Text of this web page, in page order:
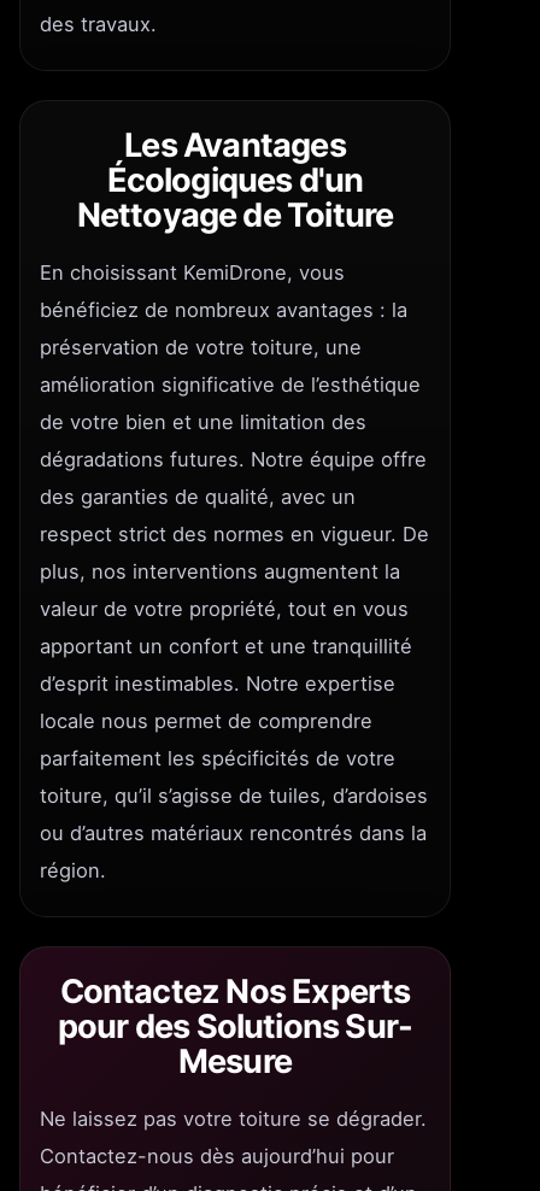
des travaux.
Les Avantages
Écologiques d'un
Nettoyage de Toiture
En choisissant KemiDrone, vous
bénéficiez de nombreux avantages : la
préservation de votre toiture, une
amélioration significative de l’esthétique
de votre bien et une limitation des
dégradations futures. Notre équipe offre
des garanties de qualité, avec un
respect strict des normes en vigueur. De
plus, nos interventions augmentent la
valeur de votre propriété, tout en vous
apportant un confort et une tranquillité
d’esprit inestimables. Notre expertise
locale nous permet de comprendre
parfaitement les spécificités de votre
toiture, qu’il s’agisse de tuiles, d’ardoises
ou d’autres matériaux rencontrés dans la
région.
Contactez Nos Experts
pour des Solutions Sur-
Mesure
Ne laissez pas votre toiture se dégrader.
Contactez-nous dès aujourd’hui pour